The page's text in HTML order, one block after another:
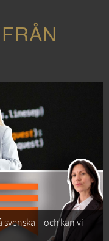
– och kan vi